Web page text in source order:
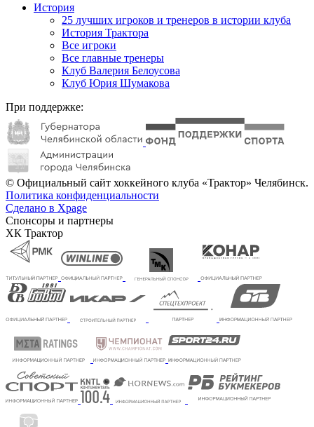
История
25 лучших игроков и тренеров в истории клуба
История Трактора
Все игроки
Все главные тренеры
Клуб Валерия Белоусова
Клуб Юрия Шумакова
При поддержке:
© Официальный сайт хоккейного клуба «Трактор» Челябинск.
Политика конфиденциальности
Сделано в Xpage
Спонсоры и партнеры
ХК Трактор